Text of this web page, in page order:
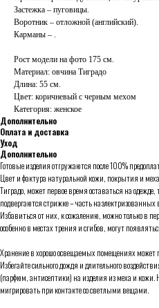
Застежка – пуговицы.
Воротник – отложной (английский).
Карманы – .
Рост модели на фото 175 см.
Материал: овчина Тиградо
Длина: 55 см.
Цвет: коричневый с черным мехом
Категория: женское
Дополнительно
Оплата и доставка
Уход
Дополнительно
Готовые изделия отгружаются после 100%
Цвет и фактура натуральной кожи, покрытия и
Тиградо, может первое время оставаться на
подвергаются стрижке – часть наэлектризованных
Избавиться от них, к сожалению, можно только в
особенно в местах трения и сгибов, могут
Хранение в хорошо освещаемых помещениях
Избегайте сильного дождя и длительного
(парфюм, антисептики) на изделия из меха и
мигрировать при контакте со светлыми вещами.